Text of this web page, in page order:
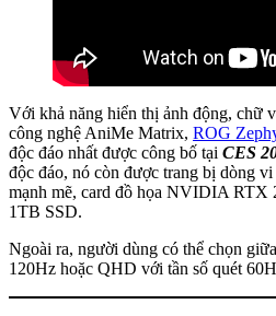
Với khả năng hiển thị ảnh động, chữ
công nghệ AniMe Matrix, ROG
độc đáo nhất được công bố tại CES
độc đáo, nó còn được trang bị dòng
mạnh mẽ, card đồ họa NVIDIA RTX
1TB SSD.
Ngoài ra, người dùng có thể chọn
120Hz hoặc QHD với tần số quét